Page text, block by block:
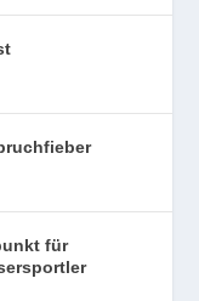
für